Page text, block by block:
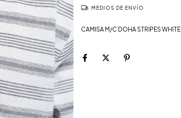
MEDIOS DE ENVÍO
CAMISA M/C DOHA STRIPES WHITE